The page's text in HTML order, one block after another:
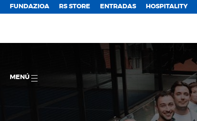
FUNDAZIOA RS STORE ENTRADAS HOSPITALITY
MENÚ